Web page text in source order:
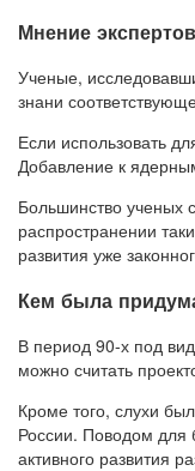
Мнение экспертов
Ученые,
знани
Если использовать
Добавление к
Большинство ученых
распространении
развития уже
Кем была
В период 90-х под
можно считать
Кроме того, слухи
России. Поводом для
активного развития